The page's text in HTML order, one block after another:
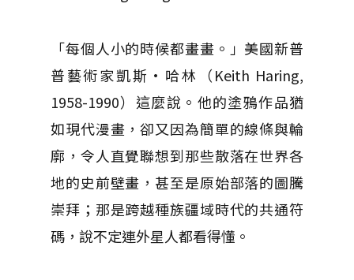
「每個人小的時候都畫畫。」美國新普
普藝術家凱斯·哈林（Keith Haring,
1958-1990）這麼說。他的塗鴉作品猶
如現代漫畫，卻又因為簡單的線條與輪
廓，令人直覺聯想到那些散落在世界各
地的史前壁畫，甚至是原始部落的圖騰
崇拜；那是跨越種族疆域時代的共通符
碼，說不定連外星人都看得懂。